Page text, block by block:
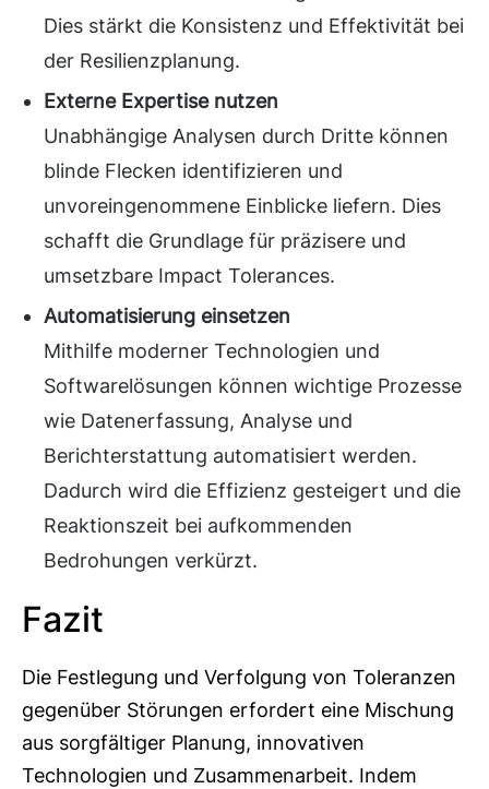
Dies stärkt die Konsistenz und Effektivität bei
der Resilienzplanung.
Externe Expertise nutzen
Unabhängige Analysen durch Dritte können
blinde Flecken identifizieren und
unvoreingenommene Einblicke liefern. Dies
schafft die Grundlage für präzisere und
umsetzbare Impact Tolerances.
Automatisierung einsetzen
Mithilfe moderner Technologien und
Softwarelösungen können wichtige Prozesse
wie Datenerfassung, Analyse und
Berichterstattung automatisiert werden.
Dadurch wird die Effizienz gesteigert und die
Reaktionszeit bei aufkommenden
Bedrohungen verkürzt.
Fazit
Die Festlegung und Verfolgung von Toleranzen
gegenüber Störungen erfordert eine Mischung
aus sorgfältiger Planung, innovativen
Technologien und Zusammenarbeit. Indem